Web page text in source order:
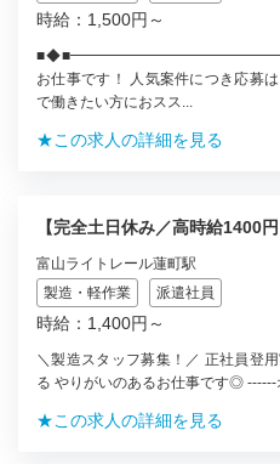
時給：1,500円～
お仕事です！ 人気案件につき応募
で働きたい方におスス...
★この求人の詳細を見る
【完全土日休み／高時給1400
富山ライトレール蓮町駅
製造・軽作業
派遣社員
時給：1,400円～
＼製造スタッフ募集！／ 正社員登
る やりがいのあるお仕事です◎ ‐‐‐‐‐‐
★この求人の詳細を見る